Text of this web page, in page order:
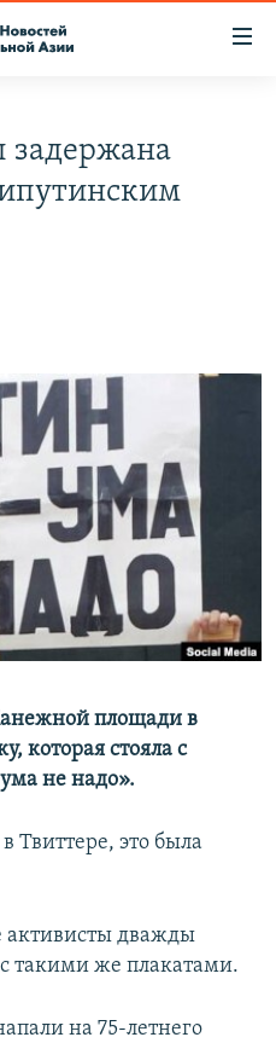
задержана
площади в
которая стояла с
не надо».
Твиттере, это была
активисты дважды
такими же плакатами.
на 75-летнего